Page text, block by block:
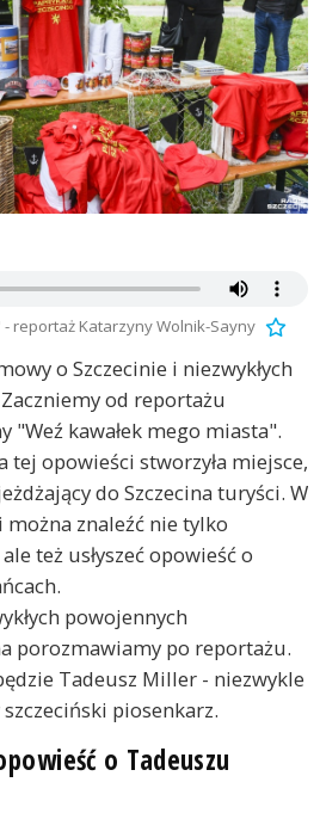
reportaż Katarzyny Wolnik-Sayny
o Szczecinie i niezwykłych
od reportażu
"Weź kawałek mego miasta".
tej opowieści stworzyła miejsce,
do Szczecina turyści. W
znaleźć nie tylko
też usłyszeć opowieść o
powojennych
porozmawiamy po reportażu.
Tadeusz Miller - niezwykle
piosenkarz.
o Tadeuszu